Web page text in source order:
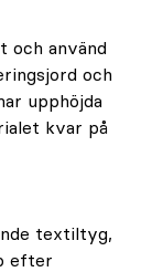
och använd
och
upphöjda
kvar på
textiltyg,
efter